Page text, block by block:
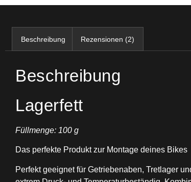
Beschreibung Rezensionen (2)
Beschreibung
Lagerfett
Füllmenge: 100 g
Das perfekte Produkt zur Montage deines Bikes
Perfekt geeignet für Getriebenaben, Tretlager